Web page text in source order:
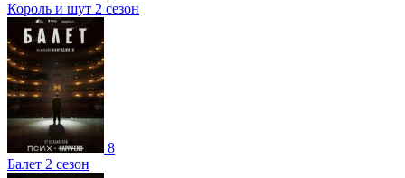
Король и шут 2 сезон
8
Балет 2 сезон